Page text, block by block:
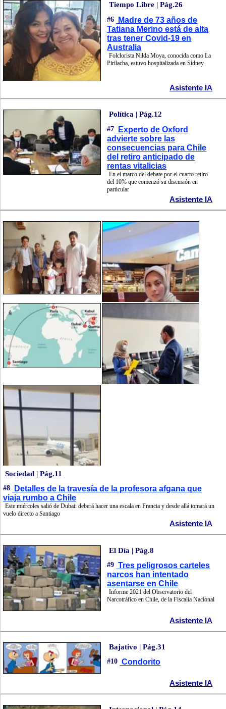
Tiempo Libre | Pág.26
#6
Madre de 73 años de
Tatiana Merino está de alta
tras tener Covid-19 en
Australia
Folclorista Nilda Moya, conocida como La
Pirilacha, estuvo hospitalizada en Sídney
Asistente IA
Política | Pág.12
#7
Experto de Oxford
advierte sobre las
consecuencias para Chile
del retiro anticipado de
rentas vitalicias
En el marco del debate por el cuarto retiro
del 10% que comenzó su discusión en
particular
Asistente IA
Sociedad | Pág.11
#8
Detalles de la travesía de la profesora afgana que
viaja rumbo a Chile
Este miércoles salió de Dubai: deberá hacer una escala en Francia y desde allá tomará un
vuelo directo a Santiago
Asistente IA
El Día | Pág.8
#9 Tres peligrosos carteles
narcos han intentado
asentarse en Chile
Informe 2021 del Observatorio del
Narcotráfico en Chile, de la Fiscalía Nacional
Asistente IA
Bajativo | Pág.31
#10 Condorito
Asistente IA